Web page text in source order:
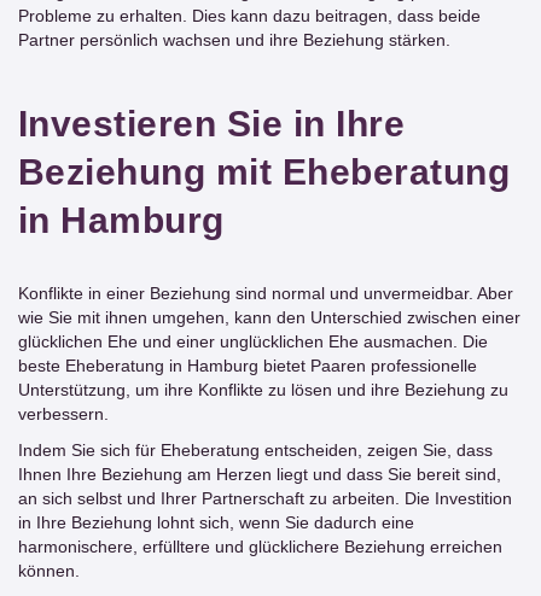
Probleme zu erhalten. Dies kann dazu beitragen, dass beide
Partner persönlich wachsen und ihre Beziehung stärken.
Investieren Sie in Ihre
Beziehung mit Eheberatung
in Hamburg
Konflikte in einer Beziehung sind normal und unvermeidbar. Aber
wie Sie mit ihnen umgehen, kann den Unterschied zwischen einer
glücklichen Ehe und einer unglücklichen Ehe ausmachen. Die
beste Eheberatung in Hamburg bietet Paaren professionelle
Unterstützung, um ihre Konflikte zu lösen und ihre Beziehung zu
verbessern.
Indem Sie sich für Eheberatung entscheiden, zeigen Sie, dass
Ihnen Ihre Beziehung am Herzen liegt und dass Sie bereit sind,
an sich selbst und Ihrer Partnerschaft zu arbeiten. Die Investition
in Ihre Beziehung lohnt sich, wenn Sie dadurch eine
harmonischere, erfülltere und glücklichere Beziehung erreichen
können.